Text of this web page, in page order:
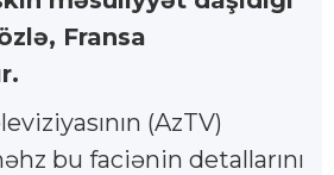
Fransa
(AzTV)
bu faciənin detallarını